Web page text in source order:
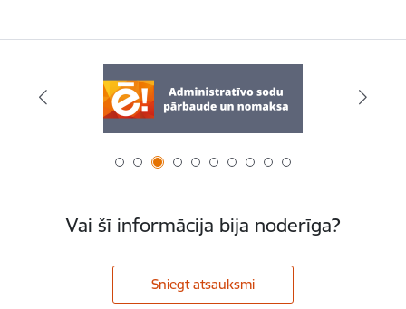
Vai šī informācija bija noderīga?
Sniegt atsauksmi